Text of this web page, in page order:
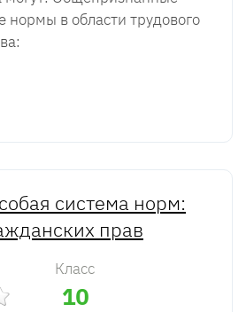
в области трудового
система норм:
прав
Класс
10